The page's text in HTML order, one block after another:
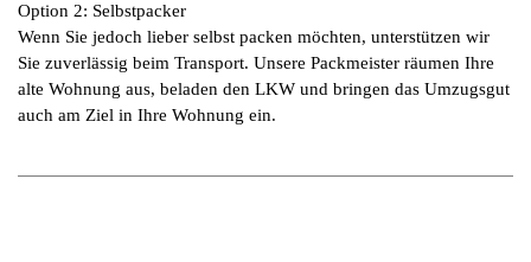
Option 2: Selbstpacker
Wenn Sie jedoch lieber selbst packen möchten, unterstützen wir
Sie zuverlässig beim Transport. Unsere Packmeister räumen Ihre
alte Wohnung aus, beladen den LKW und bringen das Umzugsgut
auch am Ziel in Ihre Wohnung ein.